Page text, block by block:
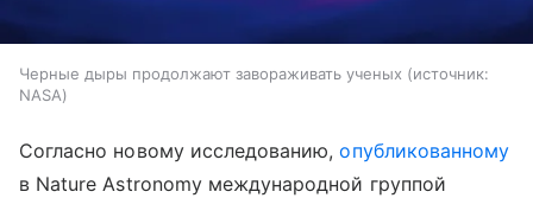
Черные дыры продолжают завораживать ученых
источник:
NASA
Согласно новому исследованию,опубликованному
в Nature Astronomy международной группой